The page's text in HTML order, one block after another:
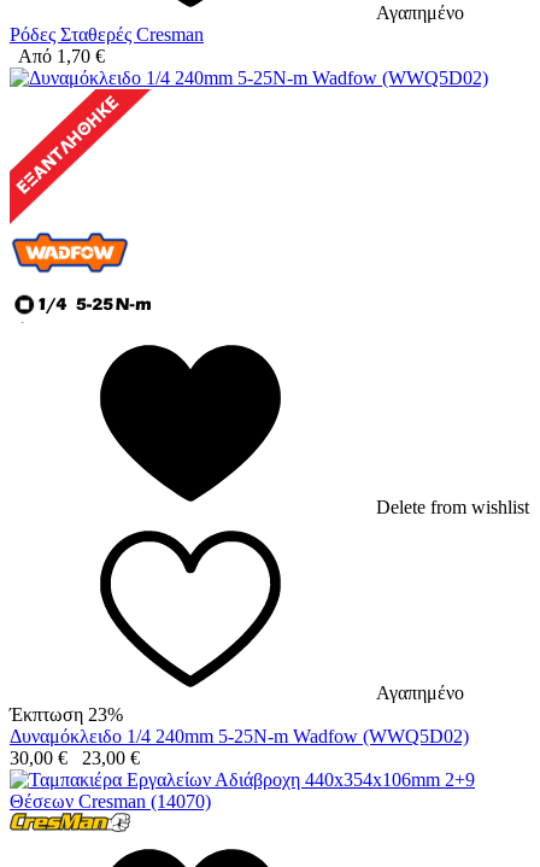
Αγαπημένο
Ρόδες Σταθερές Cresman
Από 1,70 €
Delete from wishlist
Αγαπημένο
Έκπτωση 23%
Δυναμόκλειδο 1/4 240mm 5-25N-m Wadfow (WWQ5D02)
30,00 € 23,00 €